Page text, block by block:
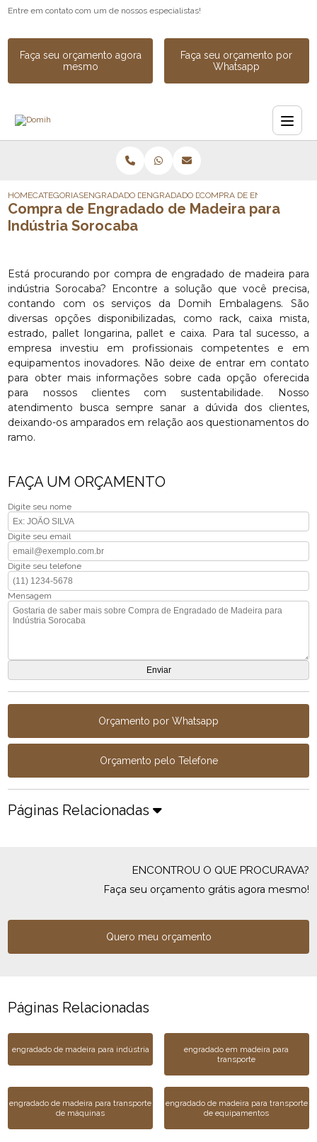
Entre em contato com um de nossos especialistas!
Faça seu orçamento agora
mesmo
Faça seu orçamento por
Whatsapp
HOMECATEGORIASENGRADADO DE MADEIRAENGRADADO DE MADEIRA INDUSTRIAL
COMPRA DE ENGRADADO
Compra de Engradado de Madeira para
Indústria Sorocaba
Está procurando por compra de engradado de madeira para
indústria Sorocaba? Encontre a solução que você precisa,
contando com os serviços da Domih Embalagens. São
diversas opções disponibilizadas, como rack, caixa mista,
estrado, pallet longarina, pallet e caixa. Para tal sucesso, a
empresa investiu em profissionais competentes e em
equipamentos inovadores. Não deixe de entrar em contato
para obter mais informações sobre cada opção oferecida
para nossos clientes com sustentabilidade. Nosso
atendimento busca sempre sanar a dúvida dos clientes,
deixando-os amparados em relação aos questionamentos do
ramo.
FAÇA UM ORÇAMENTO
Digite seu nome
Digite seu email
Digite seu telefone
Mensagem
Orçamento por Whatsapp
Orçamento pelo Telefone
Páginas Relacionadas
ENCONTROU O QUE PROCURAVA?
Faça seu orçamento grátis agora mesmo!
Quero meu orçamento
Páginas Relacionadas
engradado de madeira para indústria
engradado em madeira para
transporte
engradado de madeira para transporte
de máquinas
engradado de madeira para transporte
de equipamentos